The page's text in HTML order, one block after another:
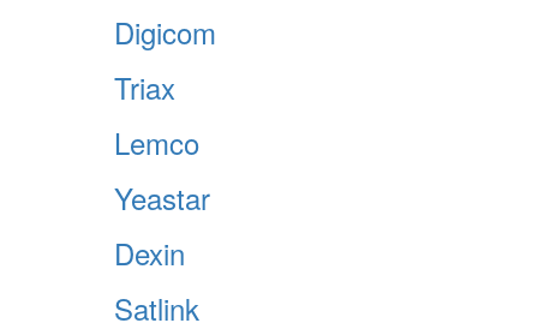
Digicom
Triax
Lemco
Yeastar
Dexin
Satlink